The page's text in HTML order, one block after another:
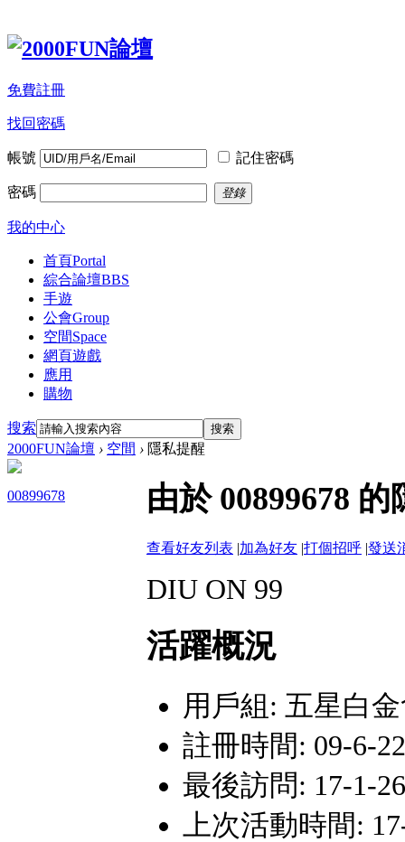
免費註冊
找回密碼
帳號 記住密碼
密碼 登錄
我的中心
首頁Portal
綜合論壇BBS
手遊
公會Group
空間Space
網頁遊戲
應用
購物
搜索 搜索
2000FUN論壇 › 空間 › 隱私提醒
00899678 由於 00899678
查看好友列表 |加為好友 |打個招呼 |發送
DIU ON 99
活躍概況
用戶組: 五星白
註冊時間: 09-6-
最後訪問: 17-1-
上次活動時間: